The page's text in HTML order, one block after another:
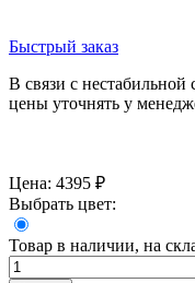
Быстрый заказ
В связи с
цены уточнять у
Цена: 4395 ₽
Выбрать цвет:
Товар в наличии, на